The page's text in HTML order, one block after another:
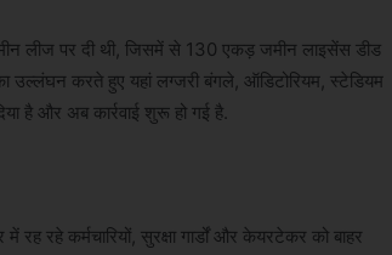
लीज पर दी थी, जिसमें से 130 एकड़ जमीन लाइसेंस डीड
उल्लंघन करते हुए यहां लग्जरी बंगले, ऑडिटोरियम, स्टेडियम
है और अब कार्रवाई शुरू हो गई है.
रहे कर्मचारियों, सुरक्षा गार्डों और केयरटेकर को बाहर